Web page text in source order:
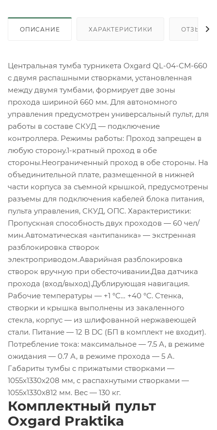
ОПИСАНИЕ ХАРАКТЕРИСТИКИ ОТЗЫВЫ
Центральная тумба турникета Oxgard QL-04-CM-660
с двумя распашными створками, установленная
между двумя тумбами, формирует две зоны
прохода шириной 660 мм. Для автономного
управления предусмотрен универсальный пульт, для
работы в составе СКУД — подключение
контроллера. Режимы работы: Проход запрещен в
любую сторону.1-кратный проход в обе
стороны.Неограниченный проход в обе стороны. На
объединительной плате, размещенной в нижней
части корпуса за съемной крышкой, предусмотрены
разъемы для подключения кабелей блока питания,
пульта управления, СКУД, ОПС. Характеристики:
Пропускная способность двух проходов — 60 чел/
мин.Автоматическая «антипаника» — экстренная
разблокировка створок
электроприводом.Аварийная разблокировка
створок вручную при обесточивании.Два датчика
прохода (вход/выход).Дублирующая навигация.
Рабочие температуры — +1 °С… +40 °С. Стенка,
створки и крышка выполнены из закаленного
стекла, корпус — из шлифованной нержавеющей
стали. Питание — 12 В DC (БП в комплект не входит).
Потребление тока: максимальное — 7.5 А, в режиме
ожидания — 0.7 А, в режиме прохода — 5 А.
Габариты тумбы с прижатыми створками —
1055x1330x208 мм, с распахнутыми створками —
1055x1330x812 мм. Вес — 130 кг.
Комплектный пульт
Oxgard Praktika